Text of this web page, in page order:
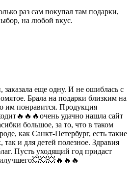
раз сам покупал там подарки,
на любой вкус.
еще одну. И не ошиблась с
Брала на подарки близким на
им понравится. Продукция
удачно нашла сайт
большое, за то, что в таком
как Санкт-Петербург, есть такие
так и для детей полезное. Здравия
Пусть уходящий год придаст